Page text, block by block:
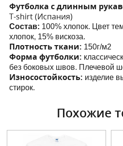
Футболка с длинным
T-shirt (Испания)
Состав: 100% хлопок. Цвет
хлопок, 15% вискоза.
Плотность ткани: 150г/м2
Форма футболки:
без боковых швов. Плечевой
Износостойкость: изделие
стирок.
Похожие